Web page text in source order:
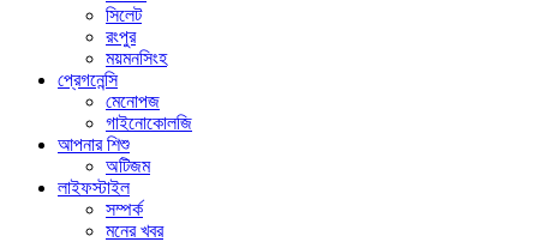
সিলেট
রংপুর
ময়মনসিংহ
প্রেগনেন্সি
মেনোপজ
গাইনোকোলজি
আপনার শিশু
অটিজম
লাইফস্টাইল
সম্পর্ক
মনের খবর